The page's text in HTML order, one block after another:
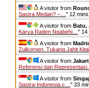
A visitor from
Sastra Medan? –… " 12
A visitor from Batu,
Karya Raden Ngabehi… " 14
A visitor from
Zulkornen, Tukang Jahit
A visitor from
Referensi dan Representasi…
A visitor from
Sastra-Indonesia.c… " 33